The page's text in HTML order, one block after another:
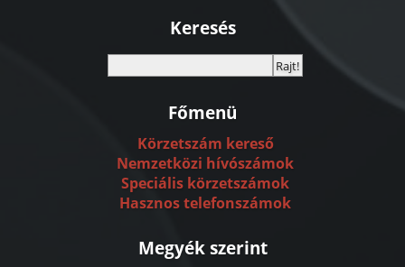
Keresés
Főmenü
Körzetszám kereső
Nemzetközi hívószámok
Speciális körzetszámok
Hasznos telefonszámok
Megyék szerint